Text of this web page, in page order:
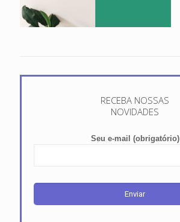
RECEBA NOSSAS
NOVIDADES
Seu e-mail (obrigatório)